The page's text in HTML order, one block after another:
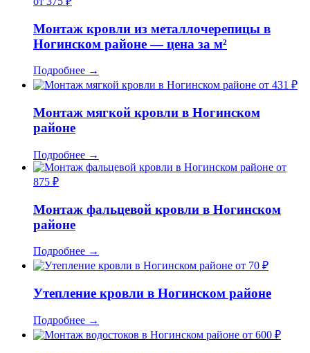
Монтаж кровли из металлочерепицы в
Ногинском районе — цена за м²
Подробнее →
от 431 ₽
Монтаж мягкой кровли в Ногинском
районе
Подробнее →
от
875 ₽
Монтаж фальцевой кровли в Ногинском
районе
Подробнее →
от 70 ₽
Утепление кровли в Ногинском районе
Подробнее →
от 600 ₽